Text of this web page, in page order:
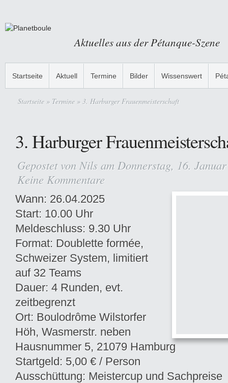
Aktuelles aus der Pétanque-Szene
Startseite Aktuell Termine Bilder Wissenswert
Startseite » Termine » 3. Harburger Frauenmeisterschaft
3. Harburger
Gepostet von Nils am Donnerstag, 16.
Keine Kommentare
Wann: 26.04.2025
Start: 10.00 Uhr
Meldeschluss: 9.30 Uhr
Format: Doublette formée,
Schweizer System, limitiert
auf 32 Teams
Dauer: 4 Runden, evt.
zeitbegrenzt
Ort: Boulodrôme Wilstorfer
Höh, Wasmerstr. neben
Hausnummer 5, 21079 Hamburg
Startgeld: 5,00 € / Person
Ausschüttung: Meistercup und Sachpreise